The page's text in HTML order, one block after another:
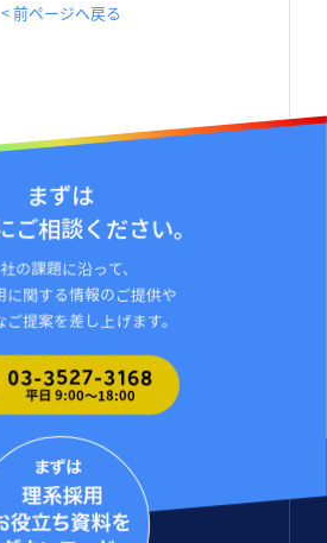
< 前ページへ戻る
まずは
ご相談ください。
の課題に沿って、
に関する情報のご提供や
ご提案を差し上げます。
03-3527-3168
平日 9:00〜18:00